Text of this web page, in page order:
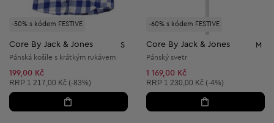
-50% s kódem FESTIVE
Core By Jack & Jones S
Pánská košile s krátkým rukávem
199,00 Kč
Doporučená cena:
RRP 1 217,00 Kč (-83%)
-60% s kódem FESTIVE
Core By Jack & Jones M
Pánský svetr
1 169,00 Kč
Doporučená cena:
RRP 1 230,00 Kč (-4%)